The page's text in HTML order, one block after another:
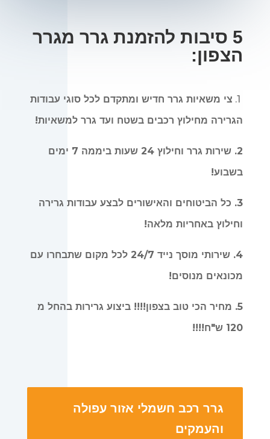
5 סיבות להזמנת גרר מגרר
הצפון:
צי משאיות גרר חדיש ומתקדם לכל סוגי עבודות
הגרירה מחילוץ רכבים בשטח ועד גרר למשאיות!
2. שירות גרר וחילוץ 24 שעות ביממה 7 ימים
בשבוע!
3. כל הביטוחים והאישורים לבצע עבודות גרירה
וחילוץ באחריות מלאה!
4. שירותי מוסך נייד 24/7 לכל מקום שתבחרו עם
מכונאים מנוסים!
5. מחיר הכי טוב בצפון!!!! ביצוע גרירות בהחל מ
120 ש"ח!!!!
גרר רכב חשמלי אזור עפולה
והעמקים